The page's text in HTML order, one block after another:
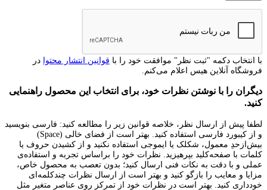
با انتخاب دکمه "ثبت نظر" موافقت خود را با قوانین انتشار محتوا در
فروشگاه آنلاین هیس اعلام می‌کنم.
دیگران را با نوشتن نظرات خود، برای انتخاب این محصول راهنمایی
کنید.
لطفا پیش از ارسال نظر، خلاصه قوانین زیر را مطالعه کنید: فارسی بنویسید
و از کیبورد فارسی استفاده کنید. بهتر است از فضای خالی (Space)
بیش‌از‌حدِ معمول، شکلک یا ایموجی استفاده نکنید و از کشیدن حروف یا
کلمات با صفحه‌کلید بپرهیزید. نظرات خود را براساس تجربه و استفاده‌ی
عملی و با دقت به نکات فنی ارسال کنید؛ بدون تعصب به محصول خاص،
مزایا و معایب را بازگو کنید و بهتر است از ارسال نظرات چندکلمه‌‌ای
خودداری کنید. بهتر است در نظرات خود از تمرکز روی عناصر متغیر مثل